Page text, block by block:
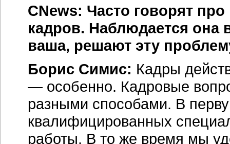
CNews: Часто говорят
кадров. Наблюдается она
ваша, решают эту
Борис Симис: Кадры
— особенно. Кадровые
разными способами. В
квалифицированных
работы. В то же время мы